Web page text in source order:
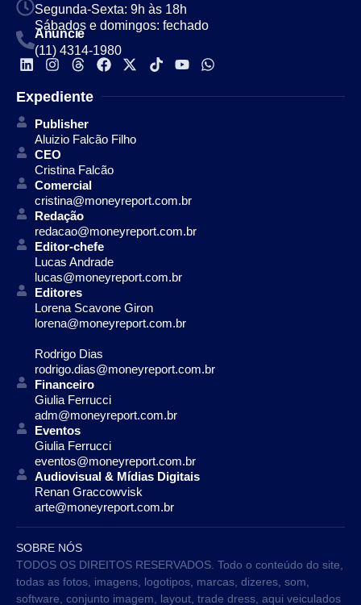
Segunda-Sexta: 9h às 18h
Sábados e domingos: fechado
Anuncie
(11) 4314-1980
Expediente
Publisher
Aluizio Falcão Filho
CEO
Cristina Falcão
Comercial
cristina@moneyreport.com.br
Redação
redacao@moneyreport.com.br
Editor-chefe
Lucas Andrade
lucas@moneyreport.com.br
Editores
Lorena Scavone Giron
lorena@moneyreport.com.br
Rodrigo Dias
rodrigo.dias@moneyreport.com.br
Financeiro
Giulia Ferrucci
adm@moneyreport.com.br
Eventos
Giulia Ferrucci
eventos@moneyreport.com.br
Audiovisual & Mídias Digitais
Renan Graccowvisk
arte@moneyreport.com.br
SOBRE NÓS
TODOS OS DIREITOS RESERVADOS. Todo o conteúdo do site,
todas as fotos, imagens, logotipos, marcas, dizeres, som,
software, conjunto imagem, layout, trade dress, aqui veiculados